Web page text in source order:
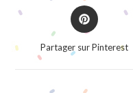
Opens
in
new
Partager sur Pinterest